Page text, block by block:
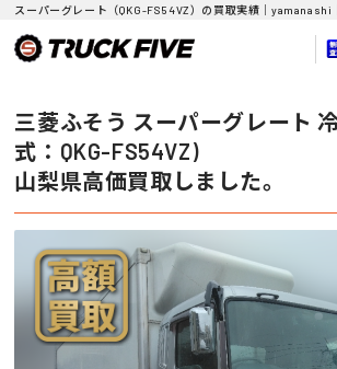
スーパーグレート（QKG-FS54VZ）の買取実績｜yamanashi
三菱ふそう スーパーグレート
式：QKG-FS54VZ)
山梨県高価買取しました。